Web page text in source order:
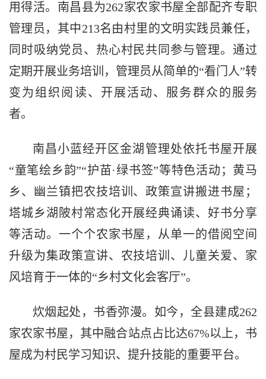
用得活。南昌县为262家农家书屋全部配齐专职
管理员，其中213名由村里的文明实践员兼任，
同时吸纳党员、热心村民共同参与管理。通过
定期开展业务培训，管理员从简单的“看门人”转
变为组织阅读、开展活动、服务群众的服务
者。
南昌小蓝经开区金湖管理处依托书屋开展
“童笔绘乡韵”“护苗·绿书签”等特色活动；黄马
乡、幽兰镇把农技培训、政策宣讲搬进书屋；
塔城乡湖陂村常态化开展经典诵读、好书分享
等活动。一个个农家书屋，从单一的借阅空间
升级为集政策宣讲、农技培训、儿童关爱、家
风培育于一体的“乡村文化会客厅”。
炊烟起处，书香弥漫。如今，全县建成262
家农家书屋，其中融合站点占比达67%以上，书
屋成为村民学习知识、提升技能的重要平台。